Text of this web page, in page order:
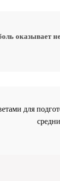
оказывает
для